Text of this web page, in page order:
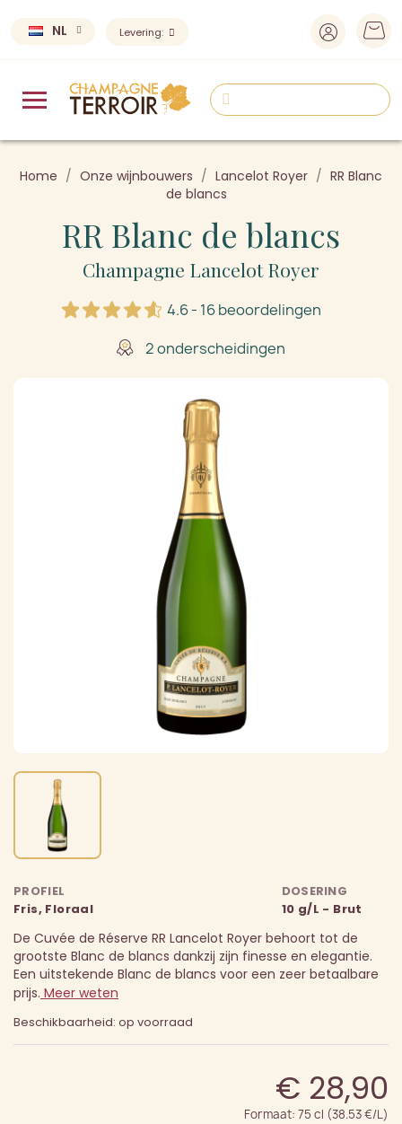
NL Levering:
Home Onze wijnbouwers Lancelot Royer
RR Blanc
de blancs
RR Blanc de blancs
Champagne Lancelot Royer
4.6 - 16 beoordelingen
2 onderscheidingen
PROFIEL
Fris, Floraal
DOSERING
10 g/L - Brut
De Cuvée de Réserve RR Lancelot Royer behoort tot de
grootste Blanc de blancs dankzij zijn finesse en elegantie.
Een uitstekende Blanc de blancs voor een zeer betaalbare
prijs. Meer weten
Beschikbaarheid: op voorraad
€ 28,90
Formaat: 75 cl (38.53 €/L)